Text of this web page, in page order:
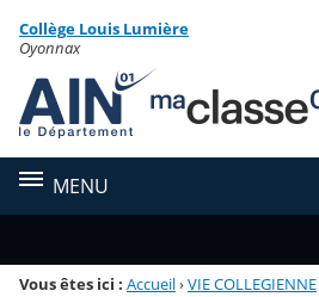
Menu de la rubrique
Contenu
Collège Louis Lumière
Oyonnax
MENU
Vous êtes ici : Accueil›VIE COLLEGIENNE